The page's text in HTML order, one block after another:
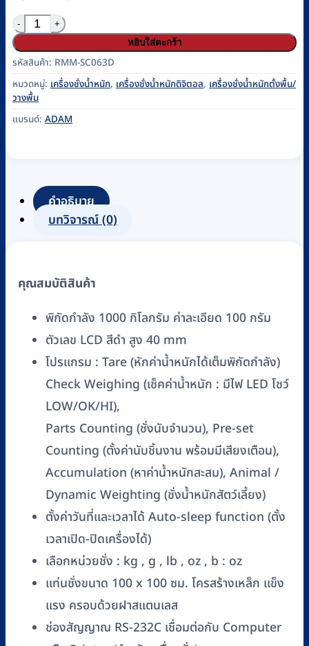
จำนวน เครื่องชั่งตั้งพื้นแบบดิจิตอล ADAM รุ่น GK-
หยิบใส่ตะกร้า
รหัสสินค้า: RMM-SC063D
หมวดหมู่: เครื่องชั่งน้ำหนัก, เครื่องชั่งน้ำหนักดิจิตอล, เครื่องชั่งน้ำหนักตั้งพื้น/
วางพื้น
แบรนด์: ADAM
คำอธิบาย
บทวิจารณ์ (0)
คุณสมบัติสินค้า
พิกัดกำลัง 1000 กิโลกรัม ค่าละเอียด 100 กรัม
ตัวเลข LCD สีดำ สูง 40 mm
โปรแกรม : Tare (หักค่าน้ำหนักได้เต็มพิกัดกำลัง)
Check Weighing (เช็คค่าน้ำหนัก : มีไฟ LED โชว์
LOW/OK/HI),
Parts Counting (ชั่งนับจำนวน), Pre-set
Counting (ตั้งค่านับชิ้นงาน พร้อมมีเสียงเตือน),
Accumulation (หาค่าน้ำหนักสะสม), Animal /
Dynamic Weighting (ชั่งน้ำหนักสัตว์เลี้ยง)
ตั้งค่าวันที่และเวลาได้ Auto-sleep function (ตั้ง
เวลาเปิด-ปิดเครื่องได้)
เลือกหน่วยชั่ง : kg , g , lb , oz , b : oz
แท่นชั่งขนาด 100 x 100 ซม. โครสร้างเหล็ก แข็ง
แรง ครอบด้วยฝาสแตนเลส
ช่องสัญญาณ RS-232C เชื่อมต่อกับ Computer